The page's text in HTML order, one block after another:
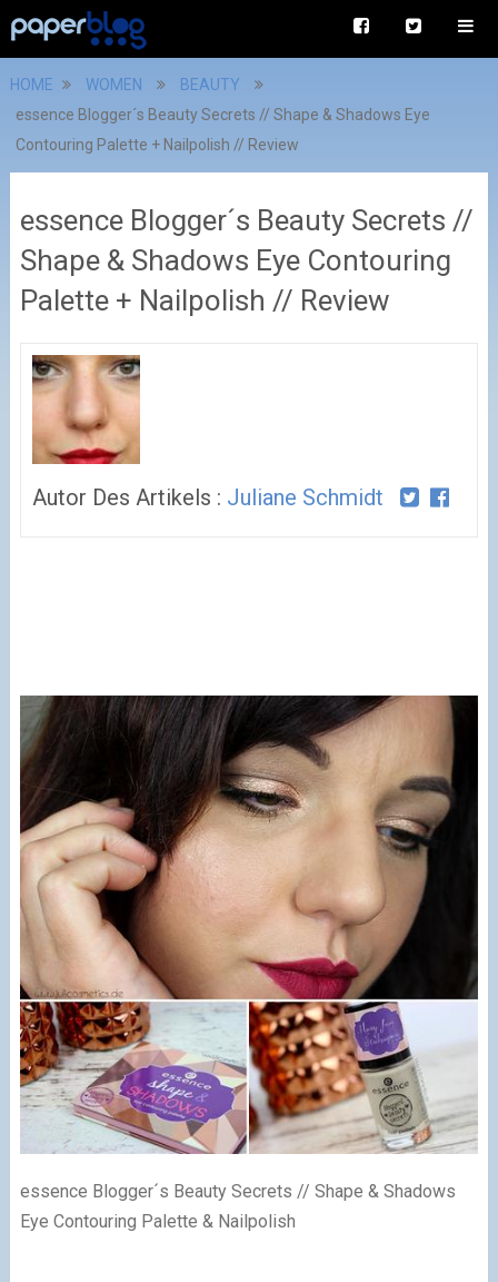
HOME WOMEN
BEAUTY
essence Blogger´s Beauty Secrets // Shape & Shadows Eye
Contouring Palette + Nailpolish // Review
essence Blogger´s Beauty Secrets //
Shape & Shadows Eye Contouring
Palette + Nailpolish // Review
Autor Des Artikels : Juliane Schmidt
essence Blogger´s Beauty Secrets // Shape & Shadows
Eye Contouring Palette & Nailpolish